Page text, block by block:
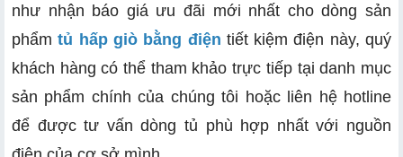
như nhận báo giá ưu đãi mới nhất cho dòng sản
phẩmtủ hấp giò bằng điện tiết kiệm điện này, quý
khách hàng có thể tham khảo trực tiếp tại danh mục
sản phẩm chính của chúng tôi hoặc liên hệ hotline
để được tư vấn dòng tủ phù hợp nhất với nguồn